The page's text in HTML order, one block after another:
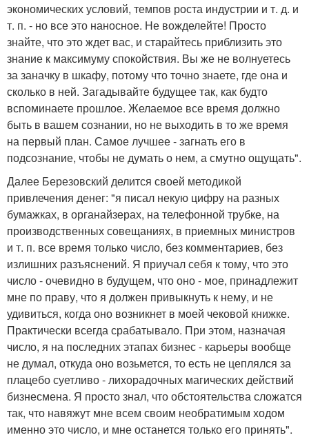
экономических условий, темпов роста индустрии и т. д. и
т. п. - но все это наносное. Не вожделейте! Просто
знайте, что это ждет вас, и старайтесь приблизить это
знание к максимуму спокойствия. Вы же не волнуетесь
за заначку в шкафу, потому что точно знаете, где она и
сколько в ней. Загадывайте будущее так, как будто
вспоминаете прошлое. Желаемое все время должно
быть в вашем сознании, но не выходить в то же время
на первый план. Самое лучшее - загнать его в
подсознание, чтобы не думать о нем, а смутно ощущать".
Далее Березовский делится своей методикой
привлечения денег: "я писал некую цифру на разных
бумажках, в органайзерах, на телефонной трубке, на
производственных совещаниях, в приемных министров
и т. п. все время только число, без комментариев, без
излишних разъяснений. Я приучал себя к тому, что это
число - очевидно в будущем, что оно - мое, принадлежит
мне по праву, что я должен привыкнуть к нему, и не
удивиться, когда оно возникнет в моей чековой книжке.
Практически всегда срабатывало. При этом, назначая
число, я на последних этапах бизнес - карьеры вообще
не думал, откуда оно возьмется, то есть не цеплялся за
плацебо суетливо - лихорадочных магических действий
бизнесмена. Я просто знал, что обстоятельства сложатся
так, что навяжут мне всем своим необратимым ходом
именно это число, и мне останется только его принять".